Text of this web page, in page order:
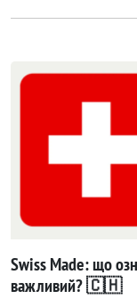
Swiss Made: що
важливий? 🇨🇭